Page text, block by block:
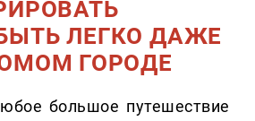
ЛЕГКО ДАЖЕ
ГОРОДЕ
большое путешествие